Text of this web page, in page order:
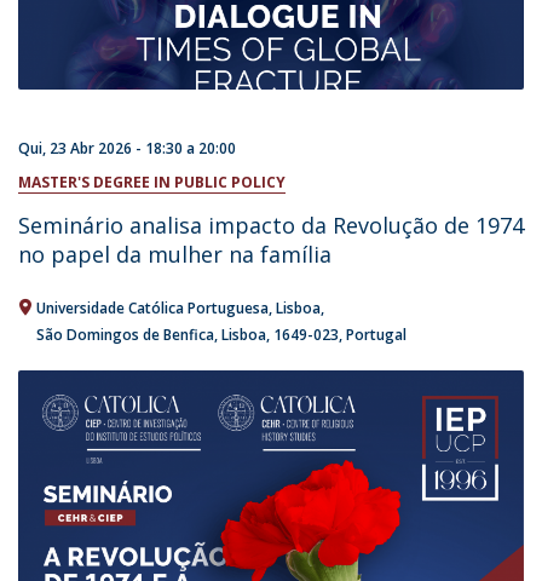
Qui, 23 Abr 2026 - 18:30 a 20:00
MASTER'S DEGREE IN PUBLIC POLICY
Seminário analisa impacto da Revolução de 1974
no papel da mulher na família
Universidade Católica Portuguesa Lisboa
São Domingos de Benfica, Lisboa 1649-023 Portugal